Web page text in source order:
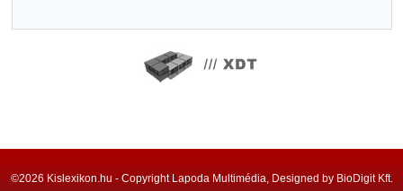
©2026 Kislexikon.hu - Copyright Lapoda Multimédia, Designed by BioDigit Kft.